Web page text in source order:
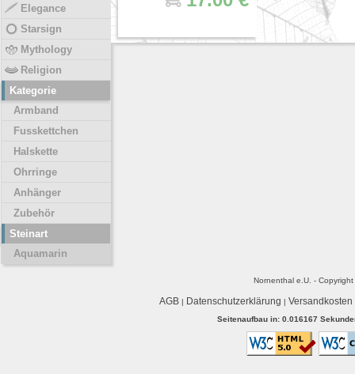
Elegance
Starsign
Mythology
Religion
Kategorie
Armband
Fusskettchen
Halskette
Ohrringe
Anhänger
Zubehör
Steinart
Aquamarin
Nornenthal e.U. -
AGB| Datenschutzerklärung | Versandkosten
Seitenaufbau in: 0.016167